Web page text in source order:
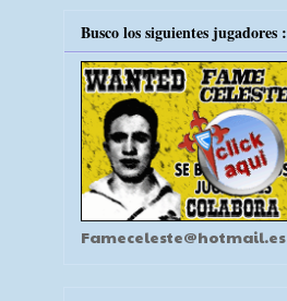
Busco los siguientes jugadores :
Fameceleste@hotmail.es